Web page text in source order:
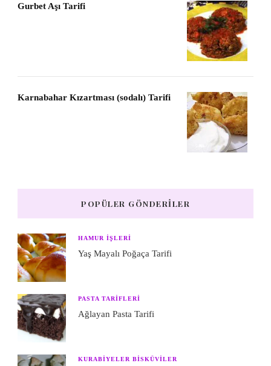
Gurbet Aşı Tarifi
Karnabahar Kızartması (sodalı) Tarifi
POPÜLER GÖNDERILER
HAMUR IŞLERI
Yaş Mayalı Poğaça Tarifi
PASTA TARIFLERI
Ağlayan Pasta Tarifi
KURABIYELER BISKÜVILER